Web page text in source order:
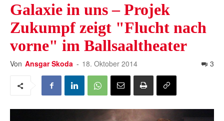
Galaxie in uns – Projek
Zukumpf zeigt "Flucht nach
vorne" im Ballsaaltheater
Von Ansgar Skoda - 18. Oktober 2014 3